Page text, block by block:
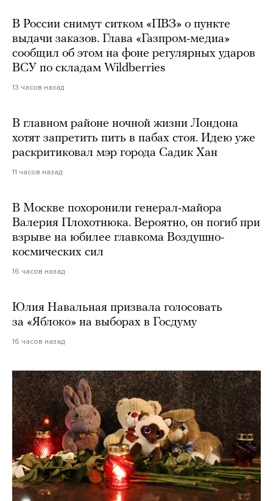
В России снимут ситком «ПВЗ» о пункте
выдачи заказов. Глава «Газпром-медиа»
сообщил об этом на фоне регулярных ударов
ВСУ по складам Wildberries
13 часов назад
В главном районе ночной жизни Лондона
хотят запретить пить в пабах стоя. Идею уже
раскритиковал мэр города Садик Хан
11 часов назад
В Москве похоронили генерал-майора
Валерия Плохотнюка. Вероятно, он погиб при
взрыве на юбилее главкома Воздушно-
космических сил
16 часов назад
Юлия Навальная призвала голосовать
за «Яблоко» на выборах в Госдуму
16 часов назад